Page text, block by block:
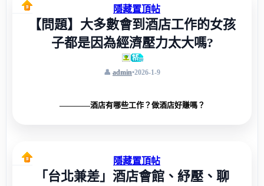
隱藏置頂帖
【問題】大多數會到酒店工作的女孩
子都是因為經濟壓力太大嗎?
admin•2026-1-9
————酒店有哪些工作？做酒店好賺嗎？
隱藏置頂帖
「台北兼差」酒店會館、紓壓、聊